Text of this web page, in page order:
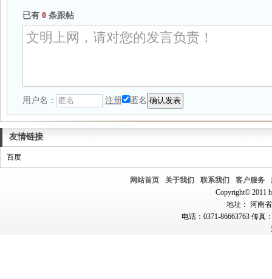
已有 0 条跟帖
用户名： 注册 匿名
友情链接
百度
网站首页 关于我们 联系我们 客户服务
Copyright© 2011
地址： 河南
电话：0371-86663763 传真